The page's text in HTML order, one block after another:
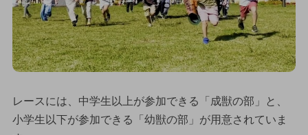
レースには、中学生以上が参加できる「成獣の部」と、
小学生以下が参加できる「幼獣の部」が用意されていま